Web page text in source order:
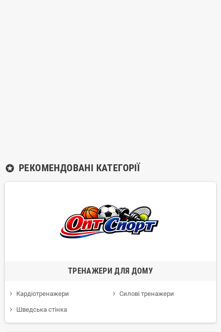
stars РЕКОМЕНДОВАНІ КАТЕГОРІЇ
ТРЕНАЖЕРИ ДЛЯ ДОМУ
Кардіотренажери Силові тренажери
Шведська стінка